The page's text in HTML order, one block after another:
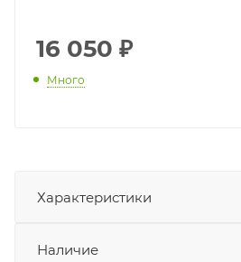
16 050 ₽
Много
Характеристики
Подходит для
Наличие